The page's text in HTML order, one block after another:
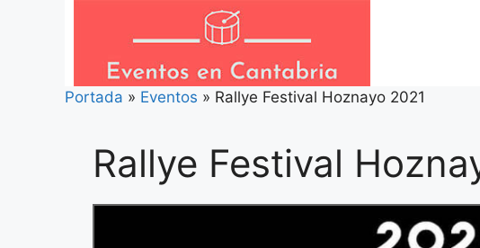
Portada » Eventos » Rallye Festival Hoznayo 2021
Rallye Festival